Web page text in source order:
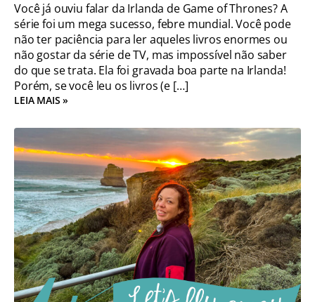
Você já ouviu falar da Irlanda de Game of Thrones? A
série foi um mega sucesso, febre mundial. Você pode
não ter paciência para ler aqueles livros enormes ou
não gostar da série de TV, mas impossível não saber
do que se trata. Ela foi gravada boa parte na Irlanda!
Porém, se você leu os livros (e […]
LEIA MAIS »